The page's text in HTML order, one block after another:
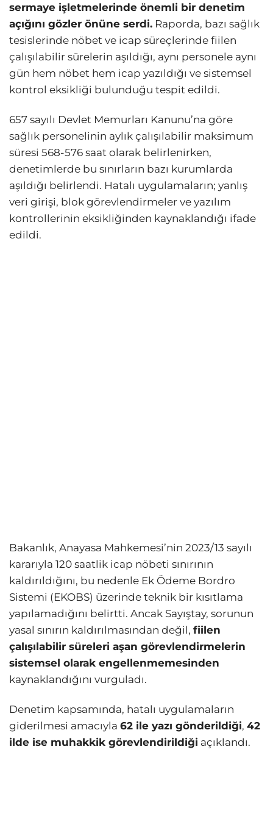
sermaye işletmelerinde önemli bir denetim
açığını gözler önüne serdi. Raporda, bazı sağlık
tesislerinde nöbet ve icap süreçlerinde fiilen
çalışılabilir sürelerin aşıldığı, aynı personele aynı
gün hem nöbet hem icap yazıldığı ve sistemsel
kontrol eksikliği bulunduğu tespit edildi.
657 sayılı Devlet Memurları Kanunu’na göre
sağlık personelinin aylık çalışılabilir maksimum
süresi 568-576 saat olarak belirlenirken,
denetimlerde bu sınırların bazı kurumlarda
aşıldığı belirlendi. Hatalı uygulamaların; yanlış
veri girişi, blok görevlendirmeler ve yazılım
kontrollerinin eksikliğinden kaynaklandığı ifade
edildi.
Bakanlık, Anayasa Mahkemesi’nin 2023/13 sayılı
kararıyla 120 saatlik icap nöbeti sınırının
kaldırıldığını, bu nedenle Ek Ödeme Bordro
Sistemi (EKOBS) üzerinde teknik bir kısıtlama
yapılamadığını belirtti. Ancak Sayıştay, sorunun
yasal sınırın kaldırılmasından değil, fiilen
çalışılabilir süreleri aşan görevlendirmelerin
sistemsel olarak engellenmemesinden
kaynaklandığını vurguladı.
Denetim kapsamında, hatalı uygulamaların
giderilmesi amacıyla 62 ile yazı gönderildiği, 42
ilde ise muhakkik görevlendirildiği açıklandı.